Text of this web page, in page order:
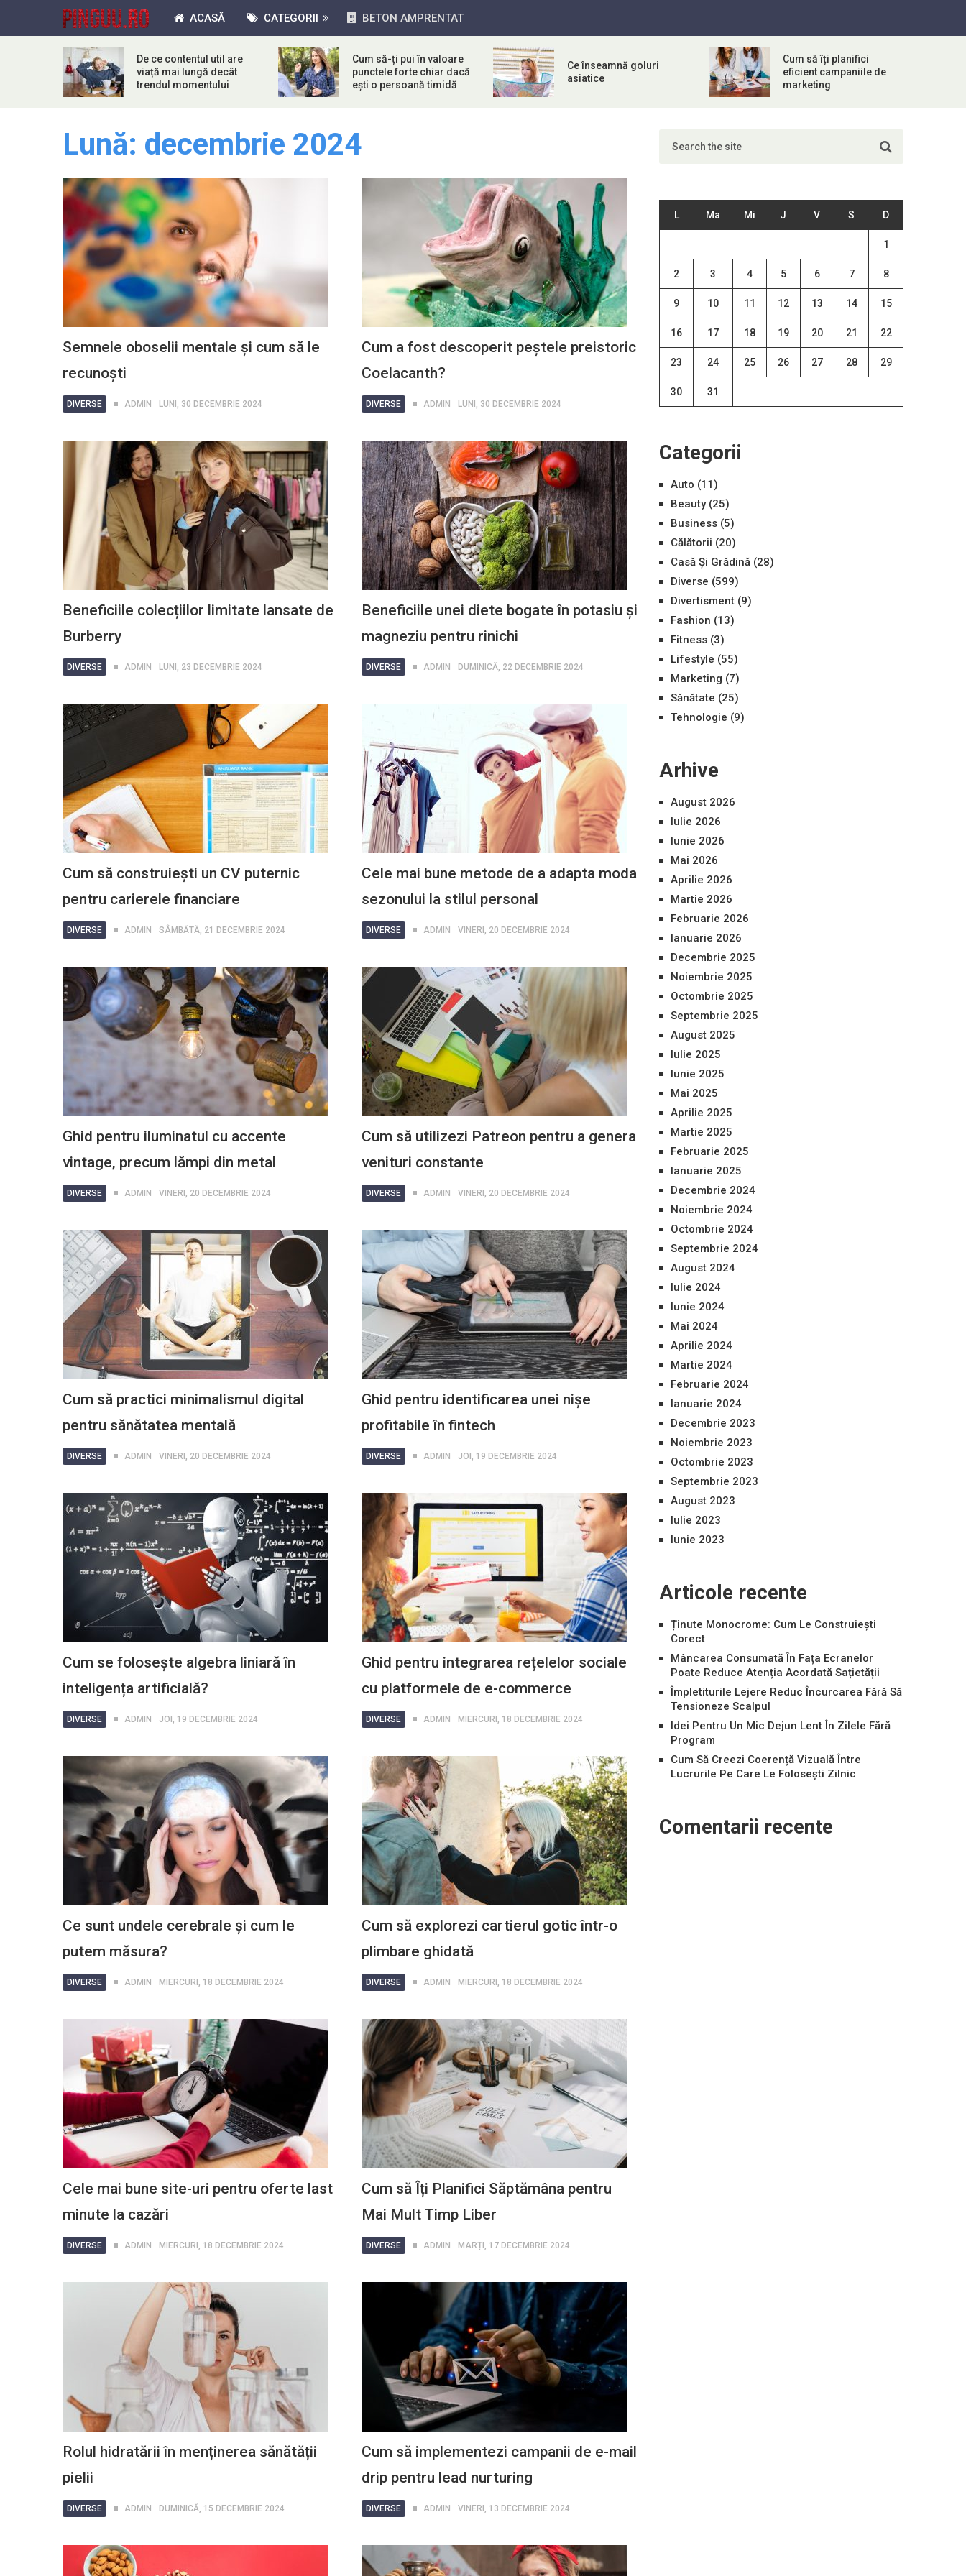
ACASĂ CATEGORII BETON AMPRENTAT
De ce contentul util are
viață mai lungă decât
trendul momentului
Cum să-ți pui în valoare
punctele forte chiar dacă
ești o persoană timidă
Ce înseamnă goluri
asiatice
Cum să îți planifici
eficient campaniile de
marketing
Lună: decembrie 2024
Semnele oboselii mentale și cum să le
recunoști
DIVERSE ADMIN LUNI, 30 DECEMBRIE 2024
Cum a fost descoperit peștele preistoric
Coelacanth?
DIVERSE ADMIN LUNI, 30 DECEMBRIE 2024
Beneficiile colecțiilor limitate lansate de
Burberry
DIVERSE ADMIN LUNI, 23 DECEMBRIE 2024
Beneficiile unei diete bogate în potasiu și
magneziu pentru rinichi
DIVERSE ADMIN DUMINICĂ, 22 DECEMBRIE 2024
Cum să construiești un CV puternic
pentru carierele financiare
DIVERSE ADMIN SÂMBĂTĂ, 21 DECEMBRIE 2024
Cele mai bune metode de a adapta moda
sezonului la stilul personal
DIVERSE ADMIN VINERI, 20 DECEMBRIE 2024
Ghid pentru iluminatul cu accente
vintage, precum lămpi din metal
DIVERSE ADMIN VINERI, 20 DECEMBRIE 2024
Cum să utilizezi Patreon pentru a genera
venituri constante
DIVERSE ADMIN VINERI, 20 DECEMBRIE 2024
Cum să practici minimalismul digital
pentru sănătatea mentală
DIVERSE ADMIN VINERI, 20 DECEMBRIE 2024
Ghid pentru identificarea unei nișe
profitabile în fintech
DIVERSE ADMIN JOI, 19 DECEMBRIE 2024
Cum se folosește algebra liniară în
inteligența artificială?
DIVERSE ADMIN JOI, 19 DECEMBRIE 2024
Ghid pentru integrarea rețelelor sociale
cu platformele de e-commerce
DIVERSE ADMIN MIERCURI, 18 DECEMBRIE 2024
Ce sunt undele cerebrale și cum le
putem măsura?
DIVERSE ADMIN MIERCURI, 18 DECEMBRIE 2024
Cum să explorezi cartierul gotic într-o
plimbare ghidată
DIVERSE ADMIN MIERCURI, 18 DECEMBRIE 2024
Cele mai bune site-uri pentru oferte last
minute la cazări
DIVERSE ADMIN MIERCURI, 18 DECEMBRIE 2024
Cum să Îți Planifici Săptămâna pentru
Mai Mult Timp Liber
DIVERSE ADMIN MARȚI, 17 DECEMBRIE 2024
Rolul hidratării în menținerea sănătății
pielii
DIVERSE ADMIN DUMINICĂ, 15 DECEMBRIE 2024
Cum să implementezi campanii de e-mail
drip pentru lead nurturing
DIVERSE ADMIN VINERI, 13 DECEMBRIE 2024
L Ma Mi J V S D
1
2 3 4 5 6 7 8
9 10 11 12 13 14 15
16 17 18 19 20 21 22
23 24 25 26 27 28 29
30 31
Categorii
Auto (11)
Beauty(25)
Business (5)
Călătorii (20)
Casă Și Grădină (28)
Diverse (599)
Divertisment (9)
Fashion (13)
Fitness (3)
Lifestyle (55)
Marketing (7)
Sănătate (25)
Tehnologie (9)
Arhive
August 2026
Iulie 2026
Iunie 2026
Mai 2026
Aprilie 2026
Martie 2026
Februarie 2026
Ianuarie 2026
Decembrie 2025
Noiembrie 2025
Octombrie 2025
Septembrie 2025
August 2025
Iulie 2025
Iunie 2025
Mai 2025
Aprilie 2025
Martie 2025
Februarie 2025
Ianuarie 2025
Decembrie 2024
Noiembrie 2024
Octombrie 2024
Septembrie 2024
August 2024
Iulie 2024
Iunie 2024
Mai 2024
Aprilie 2024
Martie 2024
Februarie 2024
Ianuarie 2024
Decembrie 2023
Noiembrie 2023
Octombrie 2023
Septembrie 2023
August 2023
Iulie 2023
Iunie 2023
Articole recente
Ținute Monocrome: Cum Le Construiești
Corect
Mâncarea Consumată În Fața Ecranelor
Poate Reduce Atenția Acordată Sațietății
Împletiturile Lejere Reduc Încurcarea Fără Să
Tensioneze Scalpul
Idei Pentru Un Mic Dejun Lent În Zilele Fără
Program
Cum Să Creezi Coerență Vizuală Între
Lucrurile Pe Care Le Folosești Zilnic
Comentarii recente